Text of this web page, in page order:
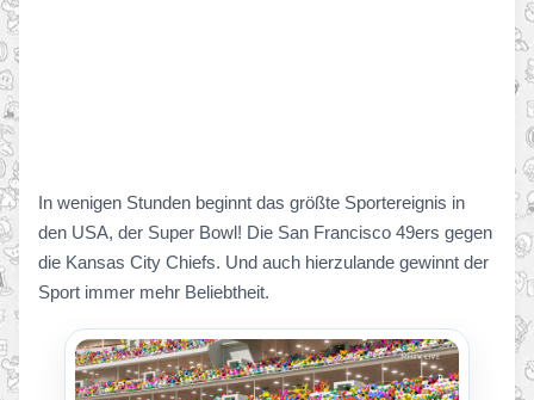
In wenigen Stunden beginnt das größte Sportereignis in
den USA, der Super Bowl! Die San Francisco 49ers gegen
die Kansas City Chiefs. Und auch hierzulande gewinnt der
Sport immer mehr Beliebtheit.